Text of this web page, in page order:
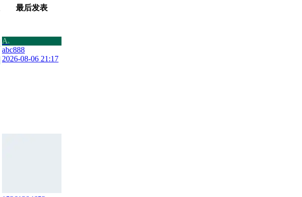
最后发表
A b
abc888
2026-08-06 21:17